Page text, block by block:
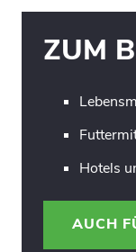
ZUM
Hotels
AUCH